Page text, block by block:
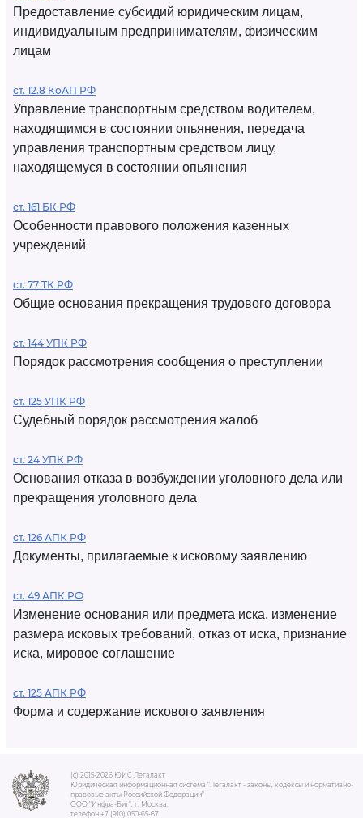
Предоставление субсидий юридическим лицам,
индивидуальным предпринимателям, физическим
лицам
ст. 12.8 КоАП РФ
Управление транспортным средством водителем,
находящимся в состоянии опьянения, передача
управления транспортным средством лицу,
находящемуся в состоянии опьянения
ст. 161 БК РФ
Особенности правового положения казенных
учреждений
ст. 77 ТК РФ
Общие основания прекращения трудового договора
ст. 144 УПК РФ
Порядок рассмотрения сообщения о преступлении
ст. 125 УПК РФ
Судебный порядок рассмотрения жалоб
ст. 24 УПК РФ
Основания отказа в возбуждении уголовного дела или
прекращения уголовного дела
ст. 126 АПК РФ
Документы, прилагаемые к исковому заявлению
ст. 49 АПК РФ
Изменение основания или предмета иска, изменение
размера исковых требований, отказ от иска, признание
иска, мировое соглашение
ст. 125 АПК РФ
Форма и содержание искового заявления
(c) 2015-2026 ЮИС Легалакт
Юридическая информационная система "Легалакт - законы, кодексы и нормативно-
правовые акты Российской Федерации"
ООО "Инфра-Бит", г. Москва.
телефон +7 (910) 050-65-67